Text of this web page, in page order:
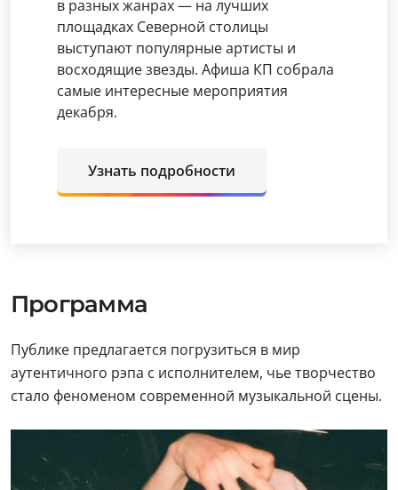
в разных жанрах — на лучших
площадках Северной столицы
выступают популярные артисты и
восходящие звезды. Афиша КП собрала
самые интересные мероприятия
декабря.
Узнать подробности
Программа
Публике предлагается погрузиться в мир
аутентичного рэпа с исполнителем, чье творчество
стало феноменом современной музыкальной сцены.